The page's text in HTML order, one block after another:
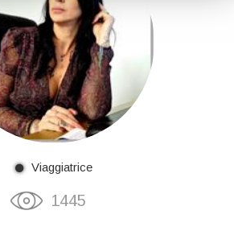
Viaggiatrice
1445